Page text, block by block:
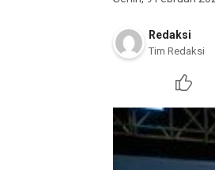
Redaksi
Tim Redaksi